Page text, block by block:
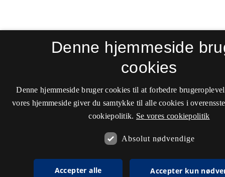
Denne hjemmeside
cookies
Denne hjemmeside bruger cookies til at forbedre
vores hjemmeside giver du samtykke til alle cookies i
cookiepolitik. Se vores cookiepolitik
Absolut nødvendige
Accepter alle Accepter kun